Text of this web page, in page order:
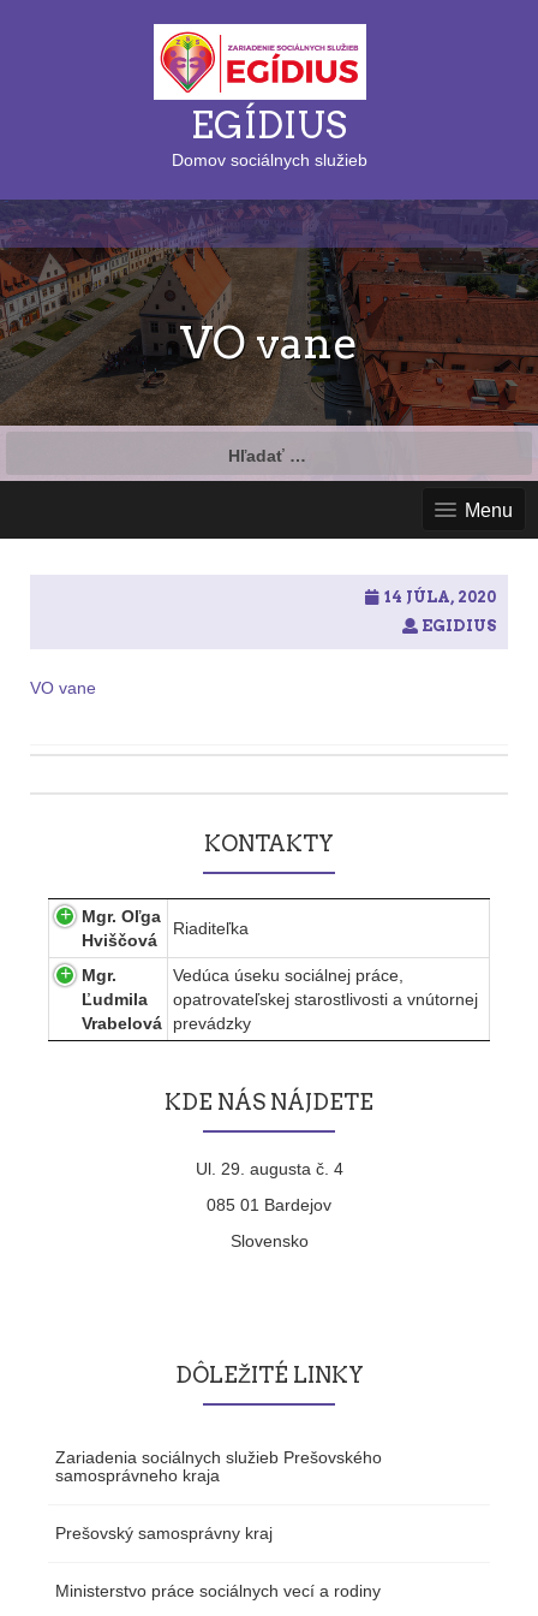
EGÍDIUS
Domov sociálnych služieb
VO vane
Menu
14 JÚLA, 2020
EGIDIUS
VO vane
navigation
KONTAKTY
Mgr. Oľga
Hviščová
Riaditeľka
Mgr.
Ľudmila
Vrabelová
Vedúca úseku sociálnej práce,
opatrovateľskej starostlivosti a vnútornej
prevádzky
KDE NÁS NÁJDETE
Ul. 29. augusta č. 4
085 01 Bardejov
Slovensko
DÔLEŽITÉ LINKY
Zariadenia sociálnych služieb Prešovského
samosprávneho kraja
Prešovský samosprávny kraj
Ministerstvo práce sociálnych vecí a rodiny